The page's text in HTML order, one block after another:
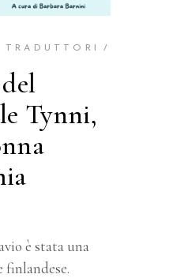
Tynni,
è stata una
finlandese.